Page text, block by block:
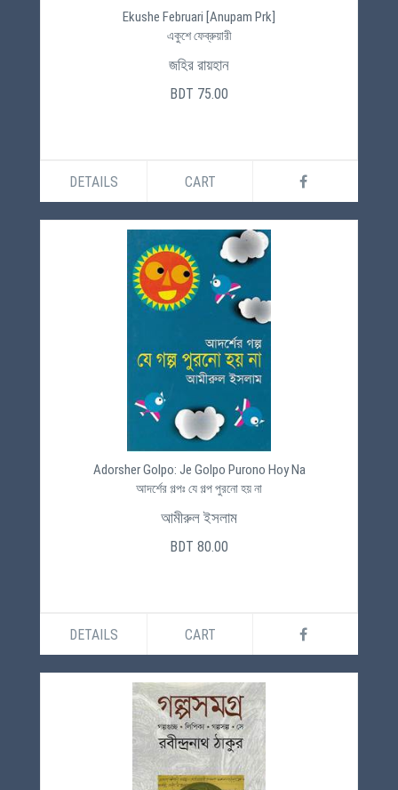
Ekushe Februari [Anupam Prk]
একুশে ফেব্রুয়ারী
জহির রায়হান
BDT 75.00
DETAILS CART
Adorsher Golpo: Je Golpo Purono Hoy Na
আদর্শের গল্পঃ যে গল্প পুরনো হয় না
আমীরুল ইসলাম
BDT 80.00
DETAILS CART